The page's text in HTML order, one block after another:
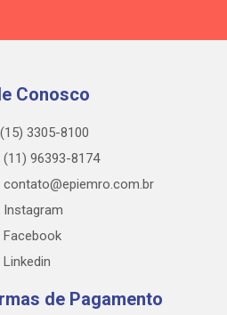
Conosco
(15) 3305-8100
(11) 96393-8174
contato@epiemro.com.br
Instagram
Facebook
Linkedin
de Pagamento